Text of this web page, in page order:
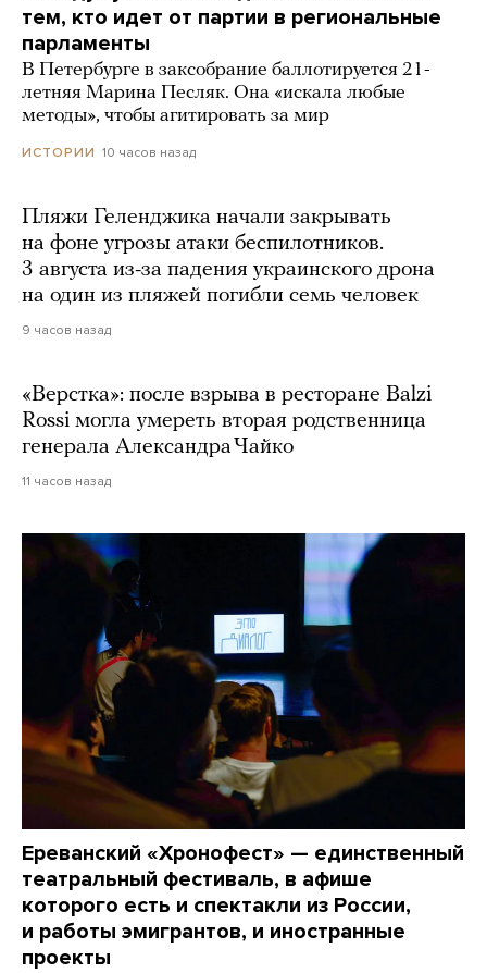
тем, кто идет от партии в региональные
парламенты
В Петербурге в заксобрание баллотируется 21-
летняя Марина Песляк. Она «искала любые
методы», чтобы агитировать за мир
ИСТОРИИ 10 часов назад
Пляжи Геленджика начали закрывать
на фоне угрозы атаки беспилотников.
3 августа из-за падения украинского дрона
на один из пляжей погибли семь человек
9 часов назад
«Верстка»: после взрыва в ресторане Balzi
Rossi могла умереть вторая родственница
генерала Александра Чайко
11 часов назад
Ереванский «Хронофест» — единственный
театральный фестиваль, в афише
которого есть и спектакли из России,
и работы эмигрантов, и иностранные
проекты